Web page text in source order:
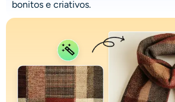
bonitos e criativos.